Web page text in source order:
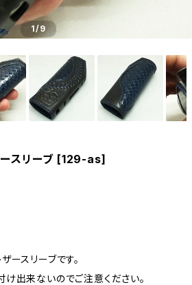
1/9
スリーブ [129-as]
スリーブです。
出来ないのでご注意ください。